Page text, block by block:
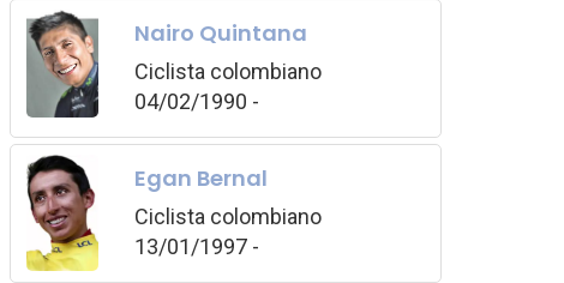
Nairo Quintana
Ciclista colombiano
04/02/1990 -
Egan Bernal
Ciclista colombiano
13/01/1997 -